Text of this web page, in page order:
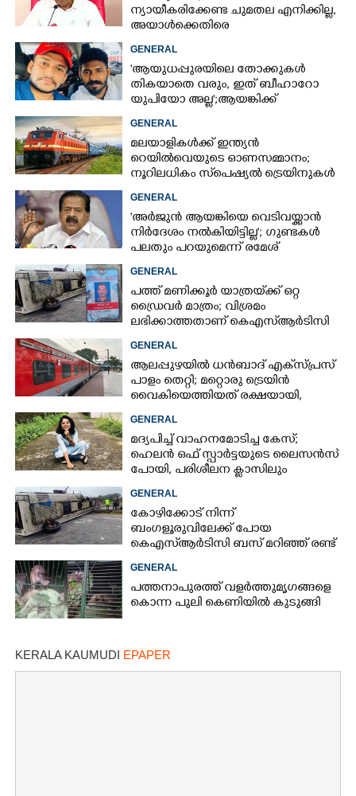
ന്യായീകരിക്കേണ്ട ചുമതല എനിക്കില്ല,
അയാൾക്കെതിരെ
GENERAL
'ആയുധപ്പുരയിലെ തോക്കുകൾ
തികയാതെ വരും, ഇത് ബീഹാറോ
യുപിയോ അല്ല';ആയങ്കിക്ക്
GENERAL
മലയാളികൾക്ക് ഇന്ത്യൻ
റെയിൽവെയുടെ ഓണസമ്മാനം;
നൂറിലധികം സ്‌പെഷ്യൽ ട്രെയിനുകൾ
GENERAL
'അർജുൻ ആയങ്കിയെ വെടിവയ്ക്കാൻ
നിർദേശം നൽകിയിട്ടില്ല'; ഗുണ്ടകൾ
പലതും പറയുമെന്ന് രമേശ്
GENERAL
പത്ത് മണിക്കൂർ യാത്രയ്‌ക്ക് ഒറ്റ
ഡ്രൈവർ മാത്രം; വിശ്രമം
ലഭിക്കാത്തതാണ് കെഎസ്‌ആർടിസി
വിമർശനം
GENERAL
ആലപ്പുഴയിൽ ധൻബാദ് എക്‌സ്പ്രസ്
പാളം തെറ്റി; മറ്റൊരു ട്രെയിൻ
വൈകിയെത്തിയത് രക്ഷയായി,
GENERAL
മദ്യപിച്ച് വാഹനമോടിച്ച കേസ്;
ഹെലൻ ഒഫ് സ്പാർട്ടയുടെ ലൈസൻസ്
പോയി, പരിശീലന ക്ലാസിലും
GENERAL
കോഴിക്കോട് നിന്ന്
ബംഗളൂരുവിലേക്ക് പോയ
കെഎസ്‌ആർടിസി ബസ് മറിഞ്ഞ് രണ്ട്
ഗുരുതരാവസ്ഥയിൽ
GENERAL
പത്തനാപുരത്ത് വളർത്തുമൃഗങ്ങളെ
കൊന്ന പുലി കെണിയിൽ കുടുങ്ങി
KERALA KAUMUDI EPAPER